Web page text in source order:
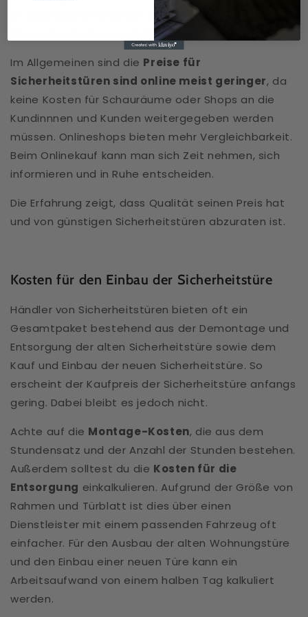
Ein zusätzlicher Einbruch-Schutz, der sich auch auf
die Kosten in der Anschaffung auswirkt.
Im Allgemeinen sind die Preise für
Sicherheitstüren sind online meist geringer, da
keine Kosten für Schauräume oder Shops an die
Kundinnnen und Kunden weitergegeben werden
müssen. Onlineshops bieten mehr Vergleichbarkeit.
Beim Onlinekauf kann man sich Zeit nehmen, sich
informieren und in Ruhe entscheiden.
Die Erfahrung zeigt, dass Qualität seinen Preis hat
und von günstigen Sicherheitstüren abzuraten ist.
Kosten für den Einbau der Sicherheitstüre
Händler von Sicherheitstüren bieten oft ein
Gesamtpaket bestehend aus der Demontage und
Entsorgung der alten Sicherheitstüre sowie dem
Kauf und Einbau der neuen Sicherheitstüre. So
erscheint der Kaufpreis der Sicherheitstüre anfangs
gering. Dabei bleibt es jedoch nicht.
Achte auf die Montage-Kosten, die aus dem
Stundensatz und der Anzahl der Stunden bestehen.
Außerdem solltest du die Kosten für die
Entsorgung einkalkulieren. Aufgrund der Größe von
Rahmen und Türblatt ist dies über einen
Dienstleister mit einem passenden Fahrzeug oft
einfacher. Für den Ausbau der alten Wohnungstüre
und den Einbau einer neuen Türe kann ein
Arbeitsaufwand von einem halben Tag kalkuliert
werden.